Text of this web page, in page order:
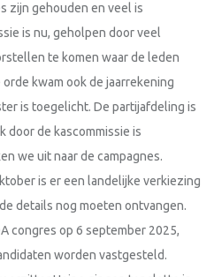
zijn gehouden en veel is
is nu, geholpen door veel
te komen waar de leden
kwam ook de jaarrekening
is toegelicht. De partijafdeling is
door de kascommissie is
we uit naar de campagnes.
is er een landelijke verkiezing
details nog moeten ontvangen.
congres op 6 september 2025,
worden vastgesteld.